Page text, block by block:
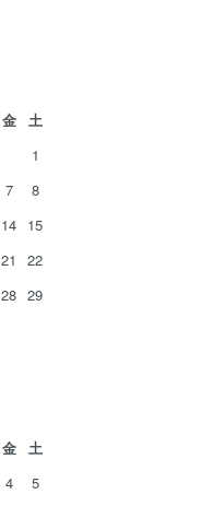
金
土
1
7
8
14 15
21
22
28 29
金
土
4
5